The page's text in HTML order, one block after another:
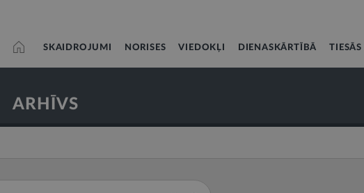
SKAIDROJUMI NORISES VIEDOKĻI DIENASKĀRTĪBĀ TIESĀS
ARHĪVS